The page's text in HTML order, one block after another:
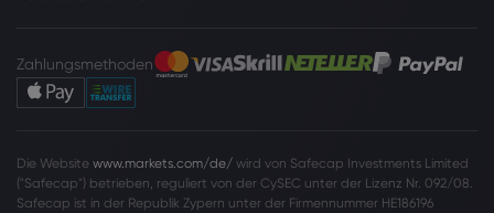
Zahlungsmethoden
Die Website www.markets.com/de/ wird von Safecap Investments Limited
("Safecap") betrieben, reguliert von der CySEC unter der Lizenz Nr. 092/08.
Safecap ist in der Republik Zypern unter der Firmennummer HE186196